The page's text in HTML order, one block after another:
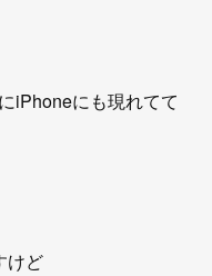
iPhoneにも現れてて
けど